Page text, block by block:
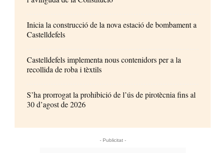
Inicia la construcció de la nova estació de bombament a
Castelldefels
Castelldefels implementa nous contenidors per a la
recollida de roba i tèxtils
S’ha prorrogat la prohibició de l’ús de pirotècnia fins al
30 d’agost de 2026
- Publicitat -